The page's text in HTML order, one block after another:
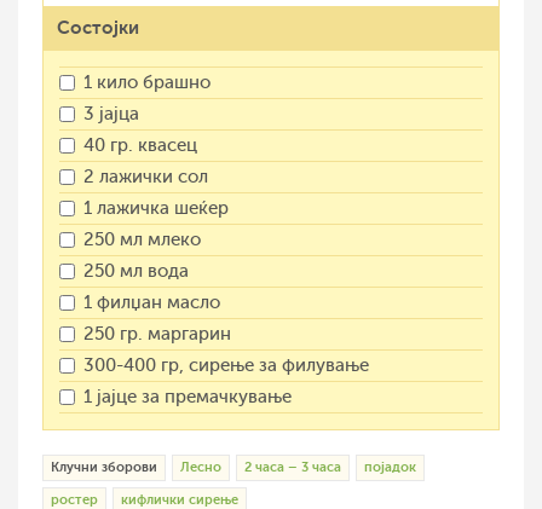
Состојки
1 кило брашно
3 јајца
40 гр. квасец
2 лажички сол
1 лажичка шеќер
250 мл млеко
250 мл вода
1 филџан масло
250 гр. маргарин
300-400 гр, сирење за филување
1 јајце за премачкување
Клучни зборови Лесно 2 часа – 3 часа појадок
ростер кифлички сирење